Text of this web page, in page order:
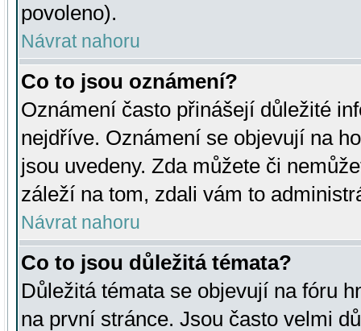
povoleno).
Návrat nahoru
Co to jsou oznámení?
Oznámení často přinášejí důležité
nejdříve. Oznámení se objevují na
jsou uvedeny. Zda můžete či
záleží na tom, zdali vám to
Návrat nahoru
Co to jsou důležitá témata?
Důležitá témata se objevují na fóru
na první stránce. Jsou často velmi